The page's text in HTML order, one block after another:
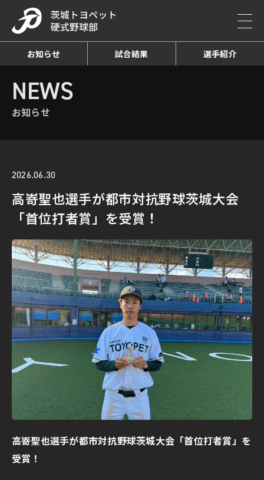
お知らせ 試合結果 選手紹介
HOME お知らせ詳細
NEWS
お知らせ
2026.06.30
高嵜聖也選手が都市対抗野球茨城大会
「首位打者賞」を受賞！
高嵜聖也選手が都市対抗野球茨城大会「首位打者賞」を
受賞！